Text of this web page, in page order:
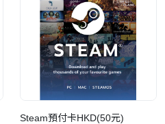
Steam預付卡HKD(50元)